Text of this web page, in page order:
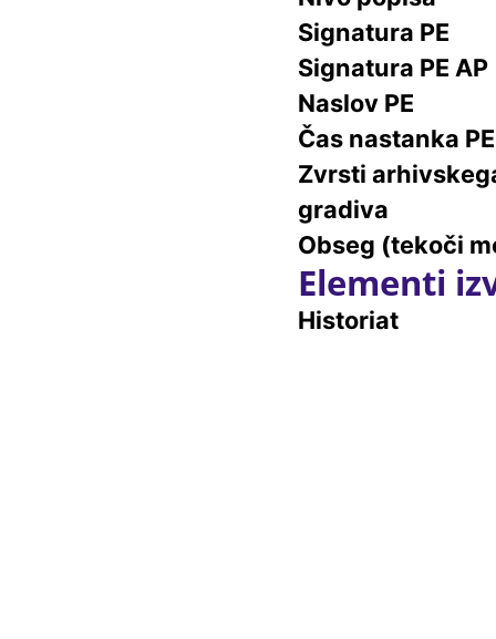
Signatura PE
Signatura PE AP
Naslov PE
Čas nastanka PE
Zvrsti
gradiva
Obseg (tekoči
Elementi
Historiat